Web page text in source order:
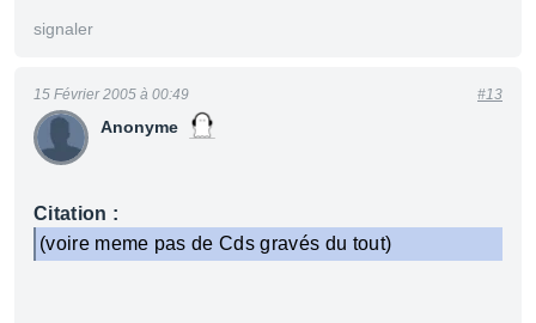
signaler
Anonyme
15 Février 2005 à 00:49 #13
Citation :
(voire meme pas de Cds gravés du tout)